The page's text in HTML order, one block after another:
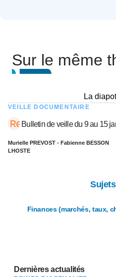
Sur le même
La
VEILLE DOCUMENTAIRE
Bulletin de veille du 9 au 15
Murielle PREVOST - Fabienne BESSON
LHOSTE
Finances (marchés, taux,
Dernières actualités